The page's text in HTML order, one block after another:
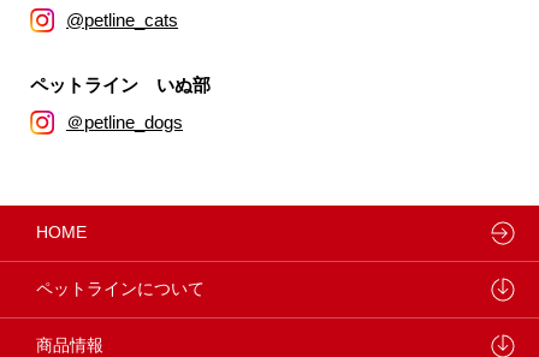
@petline_cats
ペットライン いぬ部
＠petline_dogs
HOME
ペットラインについて
ペットラインが大切にしていること
商品情報